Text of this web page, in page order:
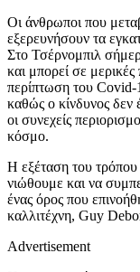
Οι άνθρωποι που
εξερευνήσουν τα
Στο Τσέρνομπιλ
και μπορεί σε μερικές
περίπτωση του Covid-
καθώς ο κίνδυνος δεν
οι συνεχείς
κόσμο.
Η εξέταση του τρόπου
νιώθουμε και να
ένας όρος που
καλλιτέχνη, Guy
Advertisement